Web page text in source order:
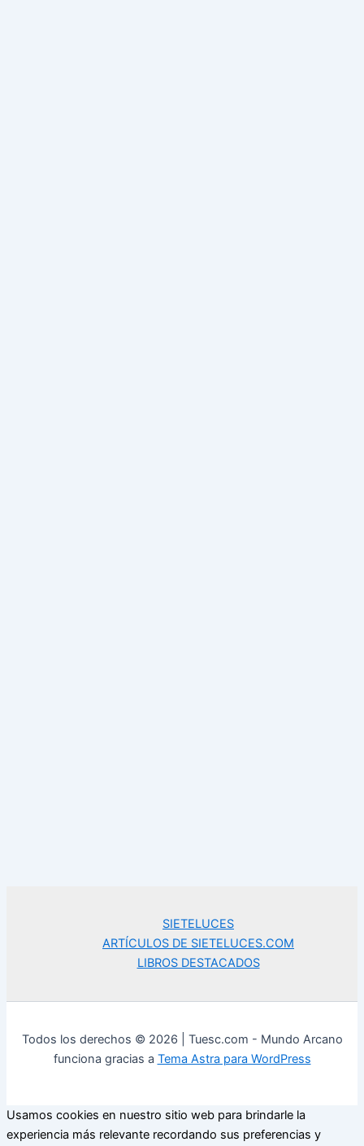
SIETELUCES
ARTÍCULOS DE SIETELUCES.COM
LIBROS DESTACADOS
Todos los derechos © 2026 | Tuesc.com - Mundo Arcano
funciona gracias a Tema Astra para WordPress
Usamos cookies en nuestro sitio web para brindarle la
experiencia más relevante recordando sus preferencias y